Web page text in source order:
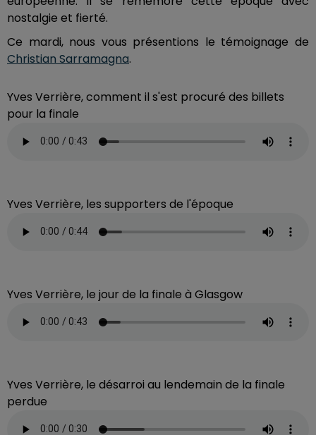
nostalgie et fierté.
Ce mardi, nous vous présentions le témoignage de
Christian Sarramagna.
Yves Verrière, comment il s'est procuré des billets
pour la finale
Yves Verrière, les supporters de l'époque
Yves Verrière, le jour de la finale à Glasgow
Yves Verrière, le désarroi au lendemain de la finale
perdue